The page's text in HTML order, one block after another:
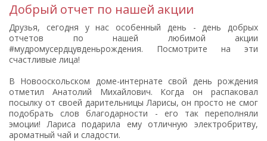
Добрый отчет по нашей акции
Друзья, сегодня у нас особенный день - день добрых
отчетов по нашей любимой акции
#мудромусердцувденьрождения. Посмотрите на эти
счастливые лица!
В Новооскольском доме-интернате свой день рождения
отметил Анатолий Михайлович. Когда он распаковал
посылку от своей дарительницы Ларисы, он просто не смог
подобрать слов благодарности - его так переполняли
эмоции! Лариса подарила ему отличную электробритву,
ароматный чай и сладости.